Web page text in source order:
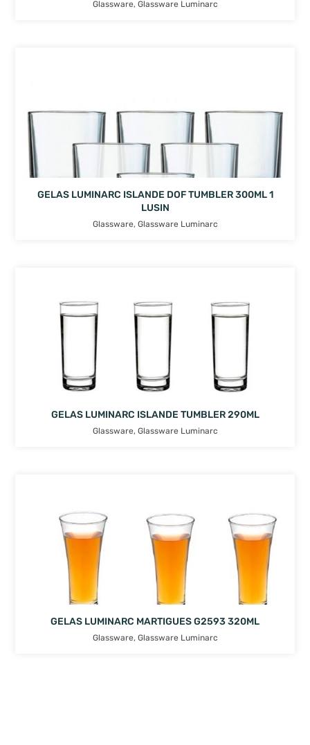
Glassware, Glassware Luminarc
GELAS LUMINARC ISLANDE DOF TUMBLER 300ML 1
LUSIN
Glassware, Glassware Luminarc
GELAS LUMINARC ISLANDE TUMBLER 290ML
Glassware, Glassware Luminarc
GELAS LUMINARC MARTIGUES G2593 320ML
Glassware, Glassware Luminarc